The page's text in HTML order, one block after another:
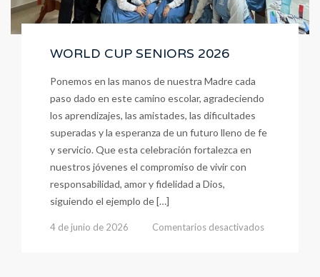
WORLD CUP SENIORS 2026
Ponemos en las manos de nuestra Madre cada
paso dado en este camino escolar, agradeciendo
los aprendizajes, las amistades, las dificultades
superadas y la esperanza de un futuro lleno de fe
y servicio. Que esta celebración fortalezca en
nuestros jóvenes el compromiso de vivir con
responsabilidad, amor y fidelidad a Dios,
siguiendo el ejemplo de […]
4 de junio de 2026 Comentarios desactivados